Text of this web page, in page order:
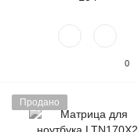
0
Продано